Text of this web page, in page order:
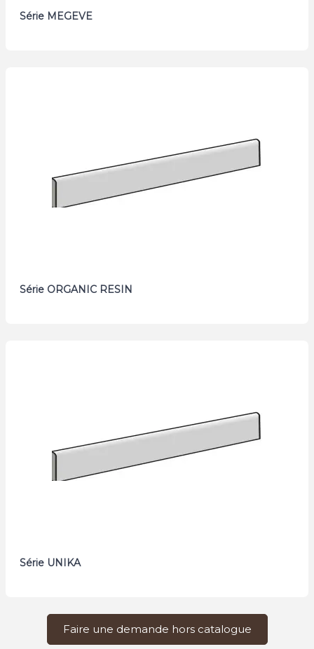
Série MEGEVE
Série ORGANIC RESIN
Série UNIKA
Faire une demande hors catalogue